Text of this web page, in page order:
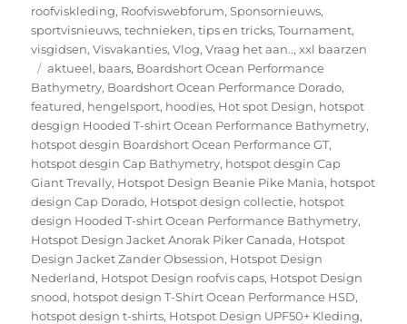
roofviskleding, Roofviswebforum,Sponsornieuws,
sportvisnieuws,technieken,tips en tricks,Tournament,
visgidsen,Visvakanties,Vlog,Vraag het aan..,xxl baarzen
Tags
aktueel, baars, Boardshort Ocean Performance
Bathymetry, Boardshort Ocean Performance Dorado,
featured, hengelsport, hoodies, Hot spot Design, hotspot
desgign Hooded T-shirt Ocean Performance Bathymetry,
hotspot desgin Boardshort Ocean Performance GT,
hotspot desgin Cap Bathymetry, hotspot desgin Cap
Giant Trevally, Hotspot Design Beanie Pike Mania, hotspot
design Cap Dorado, Hotspot design collectie, hotspot
design Hooded T-shirt Ocean Performance Bathymetry,
Hotspot Design Jacket Anorak Piker Canada, Hotspot
Design Jacket Zander Obsession, Hotspot Design
Nederland, Hotspot Design roofvis caps, Hotspot Design
snood, hotspot design T-Shirt Ocean Performance HSD,
hotspot design t-shirts, Hotspot Design UPF50+ Kleding,